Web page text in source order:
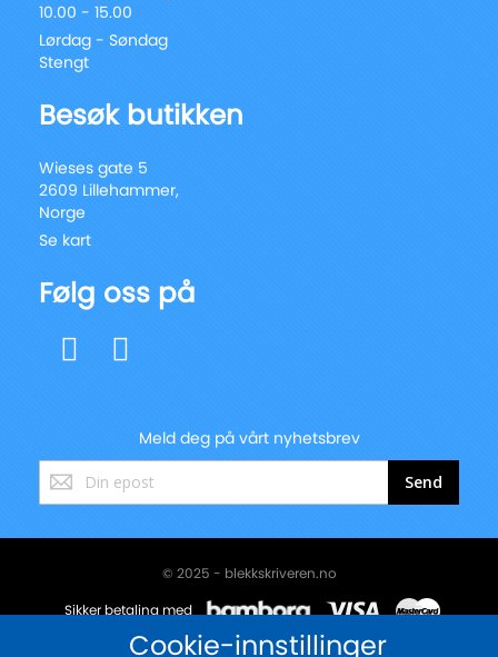
10.00 - 15.00
Lørdag - Søndag
Stengt
Besøk butikken
Wieses gate 5
2609 Lillehammer,
Norge
Se kart
Følg oss på
Meld deg på vårt nyhetsbrev
Registrer
deg
vårt
Send
© 2025 - blekkskriveren.no
Sikker betaling med
Cookie-innstillinger